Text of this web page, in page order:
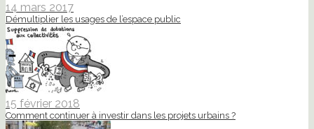
14 mars 2017
Démultiplier les usages de l’espace public
15 février 2018
Comment continuer à investir dans les projets urbains ?